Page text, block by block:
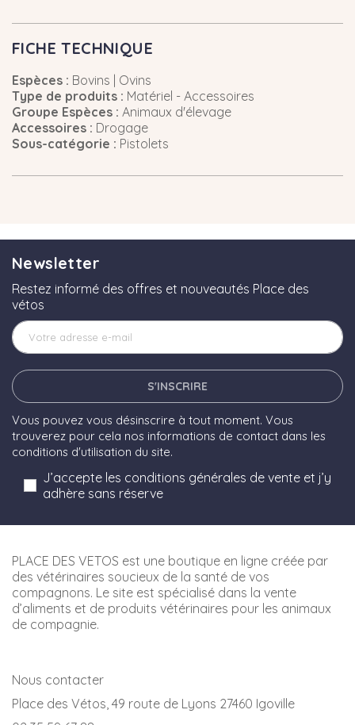
FICHE TECHNIQUE
Espèces : Bovins | Ovins
Type de produits : Matériel - Accessoires
Groupe Espèces : Animaux d'élevage
Accessoires : Drogage
Sous-catégorie : Pistolets
Newsletter
Restez informé des offres et nouveautés Place des
vétos
S'INSCRIRE
Vous pouvez vous désinscrire à tout moment. Vous
trouverez pour cela nos informations de contact dans les
conditions d'utilisation du site.
J’accepte les conditions générales de vente et j’y
adhère sans réserve
PLACE DES VETOS est une boutique en ligne créée par
des vétérinaires soucieux de la santé de vos
compagnons. Le site est spécialisé dans la vente
d’aliments et de produits vétérinaires pour les animaux
de compagnie.
Nous contacter
Place des Vétos, 49 route de Lyons 27460 Igoville